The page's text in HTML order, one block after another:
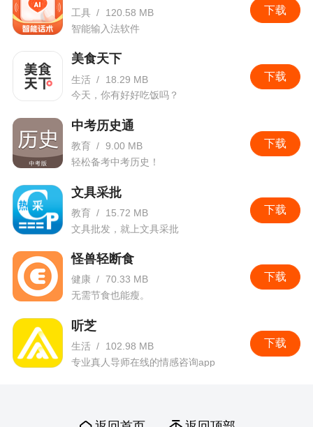
下载
工具 /
120.58 MB
智能输入法软件
下载
美食天下
生活 /
18.29 MB
今天，你有好好吃饭吗？
下载
中考历史通
教育 / 9.00 MB
轻松备考中考历史！
下载
文具采批
教育 /
15.72 MB
文具批发，就上文具采批
下载
怪兽轻断食
健康 / 70.33 MB
无需节食也能瘦。
下载
听芝
生活 /
102.98 MB
专业真人导师在线的情感咨询app